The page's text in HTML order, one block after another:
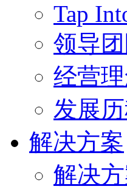
Tap
领导
经营
发展
解决方案
解决